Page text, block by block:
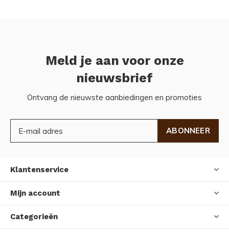
Meld je aan voor onze
nieuwsbrief
Ontvang de nieuwste aanbiedingen en promoties
ABONNEER
Klantenservice
Mijn account
Categorieën